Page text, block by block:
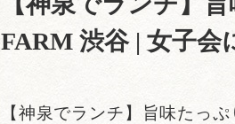
FARM 渋谷 | 女子
【神泉でランチ】旨味たっ